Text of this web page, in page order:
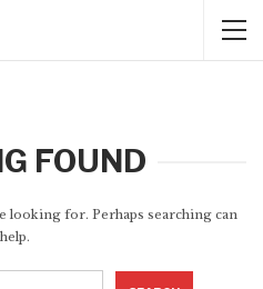
FOUND
looking for. Perhaps searching can
help.